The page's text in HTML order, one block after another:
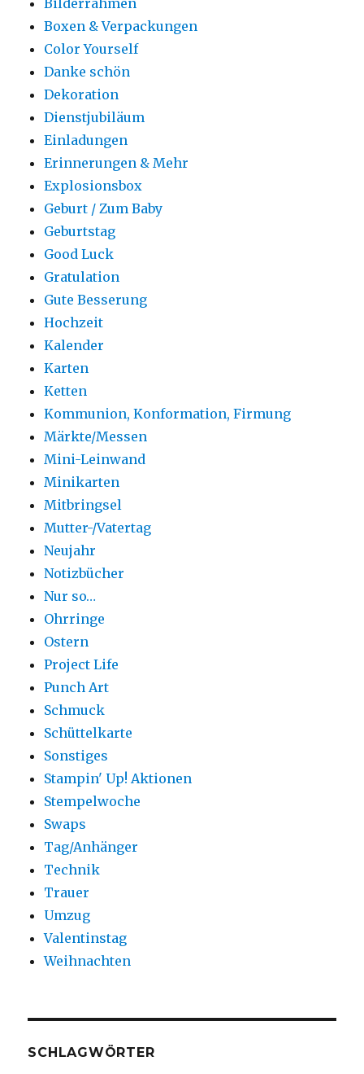
Boxen & Verpackungen
Color Yourself
Danke schön
Dekoration
Dienstjubiläum
Einladungen
Erinnerungen & Mehr
Explosionsbox
Geburt / Zum Baby
Geburtstag
Good Luck
Gratulation
Gute Besserung
Hochzeit
Kalender
Karten
Ketten
Kommunion, Konformation, Firmung
Märkte/Messen
Mini-Leinwand
Minikarten
Mitbringsel
Mutter-/Vatertag
Neujahr
Notizbücher
Nur so…
Ohrringe
Ostern
Project Life
Punch Art
Schmuck
Schüttelkarte
Sonstiges
Stampin' Up! Aktionen
Stempelwoche
Swaps
Tag/Anhänger
Technik
Trauer
Umzug
Valentinstag
Weihnachten
SCHLAGWÖRTER